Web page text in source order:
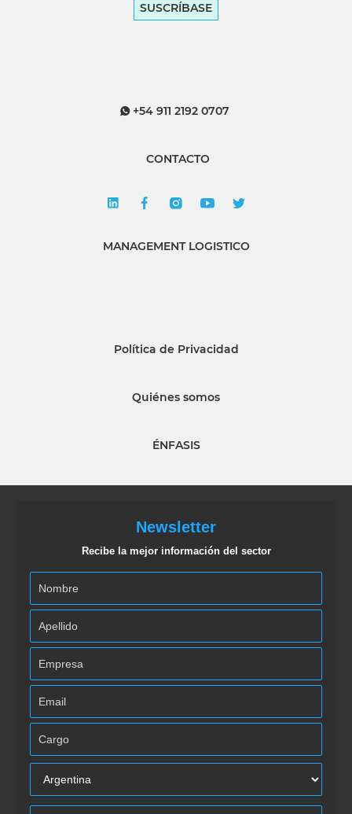
SUSCRÍBASE
+54 911 2192 0707
CONTACTO
MANAGEMENT LOGISTICO
Política de Privacidad
Quiénes somos
ÉNFASIS
Newsletter
Recibe la mejor información del sector